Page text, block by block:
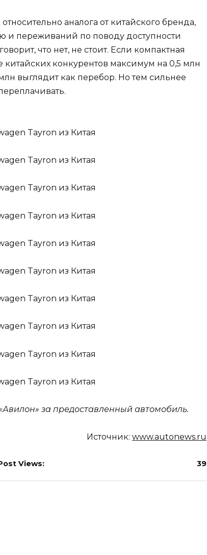
аналога от китайского бренда,
и переживаний по поводу доступности
что нет, не стоит. Если компактная
конкурентов максимум на 0,5 млн
млн выглядит как перебор. Но тем сильнее
за предоставленный автомобиль.
Источник: www.autonews.ru
Views: 39